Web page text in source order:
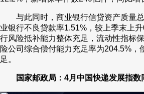
与此同时，商业银行信贷资产质量
业银行不良贷款率1.51%，较上季末上
行风险抵补能力整体充足，流动性指标
险公司综合偿付能力充足率为204.5%，
足。
国家邮政局：4月中国快递发展指数